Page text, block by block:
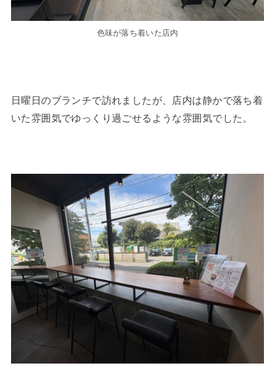
色味が落ち着いた店内
日曜日のブランチで訪れましたが、店内は静かで落ち着
いた雰囲気でゆっくり過ごせるような雰囲気でした。